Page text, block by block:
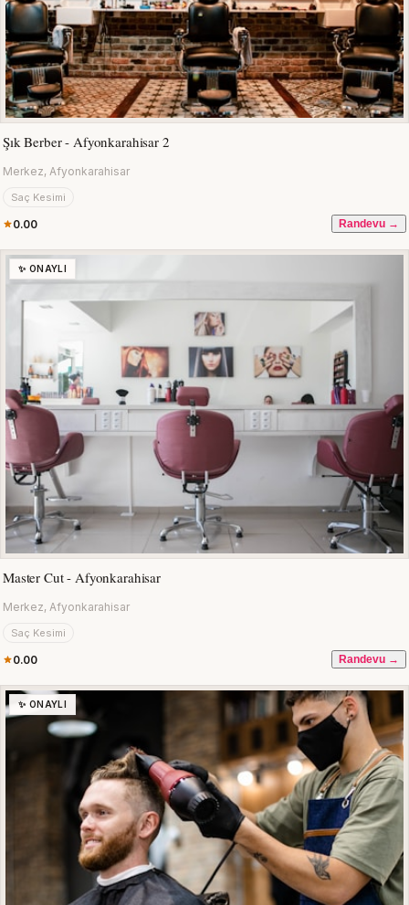
Şık Berber - Afyonkarahisar 2
Merkez, Afyonkarahisar
Saç Kesimi
0.00 Randevu →
✨ ONAYLI
Master Cut - Afyonkarahisar
Merkez, Afyonkarahisar
Saç Kesimi
0.00 Randevu →
✨ ONAYLI